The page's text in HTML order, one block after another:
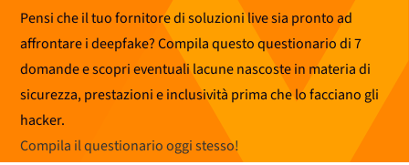
Vai
contenuto
Pensi che il tuo fornitore di soluzioni live sia pronto ad
affrontare i deepfake? Compila questo questionario di 7
domande e scopri eventuali lacune nascoste in materia di
sicurezza, prestazioni e inclusività prima che lo facciano gli
hacker.
Compila il questionario oggi stesso!